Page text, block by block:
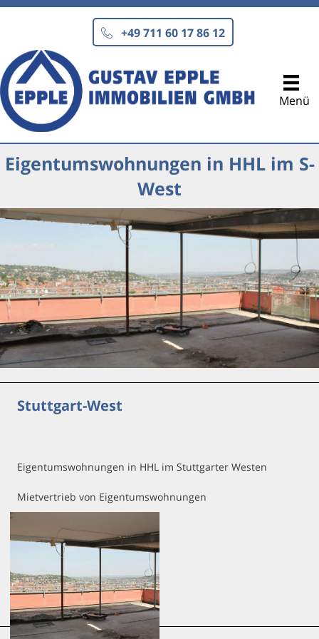
Zum
+49 711 60 17 86 12
Menü
Eigentumswohnungen in HHL im S-
West
Stuttgart-West
Eigentumswohnungen in HHL im Stuttgarter Westen
Mietvertrieb von Eigentumswohnungen